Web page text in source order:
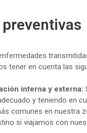
tener en cuenta las
interna y externa:
y teniendo en
comunes en nuestra
si viajamos con